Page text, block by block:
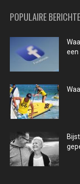
POPULAIRE
een